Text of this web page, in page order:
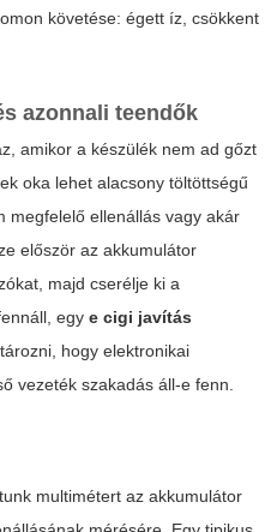
követése: égett íz, csökkent
azonnali teendők
amikor a készülék nem ad gőzt
oka lehet alacsony töltöttségű
megfelelő ellenállás vagy akár
először az akkumulátor
majd cserélje ki a
egy e cigi javítás
hogy elektronikai
vezeték szakadás áll-e fenn.
multimétert az akkumulátor